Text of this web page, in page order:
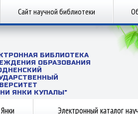
Сайт научной библиотеки
БИБЛИОТЕКА
ОБРАЗОВАНИЯ
ЯНКИ КУПАЛЫ"
Электронный каталог